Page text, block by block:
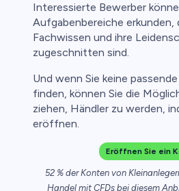
Interessierte Bewerber
Aufgabenbereiche erkunden,
Fachwissen und ihre
zugeschnitten sind.
Und wenn Sie keine
finden, können Sie die
ziehen, Händler zu werden,
eröffnen.
Eröffnen Sie ein
52 % der Konten von
Handel mit CFDs bei diesem